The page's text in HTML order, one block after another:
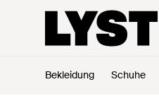
Bekleidung Schuhe